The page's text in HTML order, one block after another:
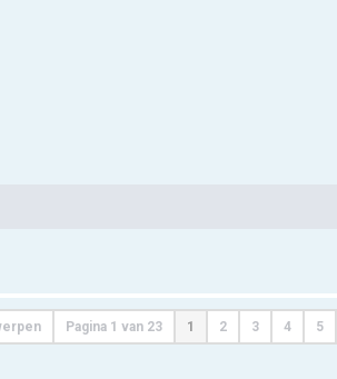
Pagina 1 van 23 1 2 3 4 5